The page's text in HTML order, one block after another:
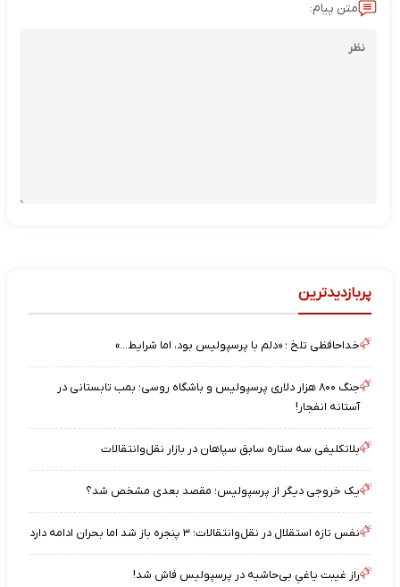
متن پیام:
پربازدیدترین
خداحافظی تلخ ؛ «دلم با پرسپولیس بود، اما شرایط…»
جنگ ۸۰۰ هزار دلاری پرسپولیس و باشگاه روسی؛ بمب تابستانی در
آستانه انفجار!
بلاتکلیفی سه ستاره سابق سپاهان در بازار نقل‌وانتقالات
یک خروجی دیگر از پرسپولیس؛ مقصد بعدی مشخص شد؟
نفس تازه استقلال در نقل‌وانتقالات؛ ۳ پنجره باز شد اما بحران ادامه دارد
راز غیبت یاغیِ بی‌حاشیه در پرسپولیس فاش شد!